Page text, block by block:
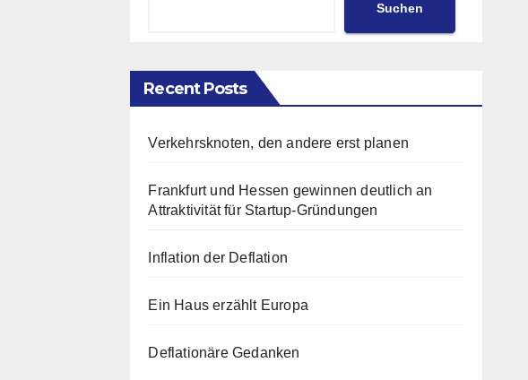
Suchen
Recent Posts
Verkehrsknoten, den andere erst planen
Frankfurt und Hessen gewinnen deutlich an
Attraktivität für Startup-Gründungen
Inflation der Deflation
Ein Haus erzählt Europa
Deflationäre Gedanken